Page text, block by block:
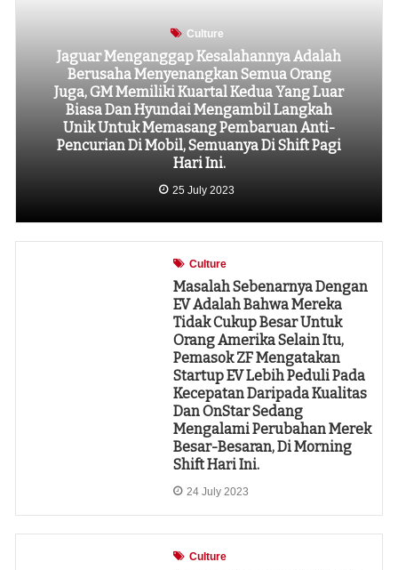
Culture
Jaguar Menganggap Kesalahannya Adalah
Berusaha Menyenangkan Semua Orang
Juga, GM Memiliki Kuartal Kedua Yang Luar
Biasa Dan Hyundai Mengambil Langkah
Unik Untuk Memasang Pembaruan Anti-
Pencurian Di Mobil, Semuanya Di Shift Pagi
Hari Ini.
25 July 2023
Culture
Masalah Sebenarnya Dengan
EV Adalah Bahwa Mereka
Tidak Cukup Besar Untuk
Orang Amerika Selain Itu,
Pemasok ZF Mengatakan
Startup EV Lebih Peduli Pada
Kecepatan Daripada Kualitas
Dan OnStar Sedang
Mengalami Perubahan Merek
Besar-Besaran, Di Morning
Shift Hari Ini.
24 July 2023
Culture